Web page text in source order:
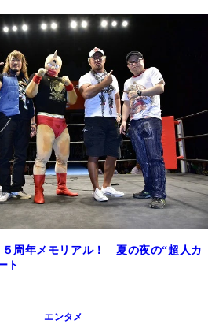
５周年メモリアル！ 夏の夜の“超人カ
ト
エンタメ